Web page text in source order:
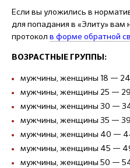
Если вы уложились в
для попадания в «Элиту» вам
протокол в форме обратной
ВОЗРАСТНЫЕ ГРУППЫ:
мужчины, женщины 18 — 24
мужчины, женщины 25 — 29
мужчины, женщины 30 — 34
мужчины, женщины 35 — 39
мужчины, женщины 40 —
мужчины, женщины 45 —
мужчины, женщины 50 — 54